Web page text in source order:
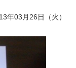
年03月26日（火）